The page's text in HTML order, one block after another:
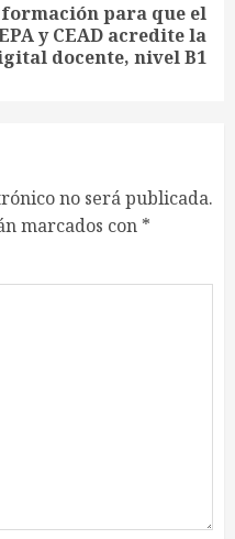
para que el
y CEAD acredite la
docente, nivel B1
no será publicada.
marcados con *